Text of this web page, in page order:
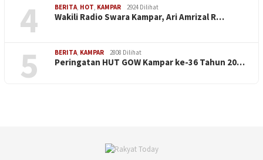
4 BERITA HOT KAMPAR 2924 Dilihat
Wakili Radio Swara Kampar, Ari Amrizal R…
5 BERITA KAMPAR 2808 Dilihat
Peringatan HUT GOW Kampar ke-36 Tahun 20…